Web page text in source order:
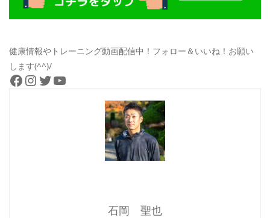
健康情報やトレーニング動画配信中！フォロー＆いいね！お願い
します(^^)/
Facebook
Instagram
Twitter
YouTube
石岡 聖也